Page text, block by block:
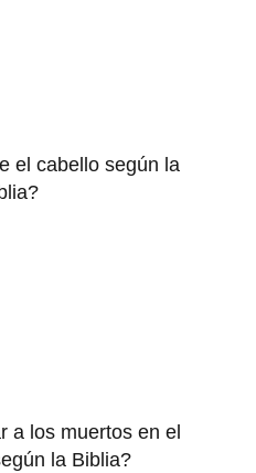
el cabello según la
a los muertos en el
la Biblia?